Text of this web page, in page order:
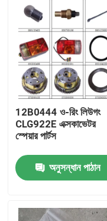
12B0444 ও-রিং লিউগং
CLG922E এক্সকাভেটর
স্পেয়ার পার্টস
অনুসন্ধান পাঠান